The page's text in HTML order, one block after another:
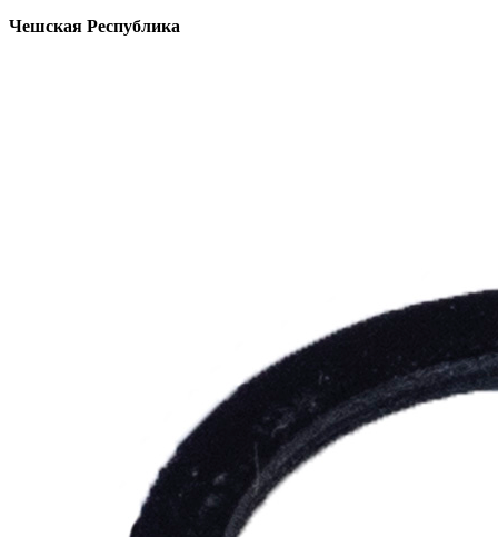
Чешская Республика